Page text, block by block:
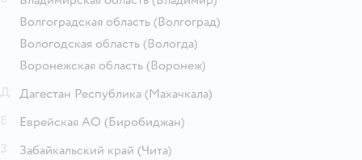
Волгоградская область (Волгоград)
Вологодская область (Вологда)
Воронежская область (Воронеж)
Дагестан Республика (Махачкала)
Еврейская АО (Биробиджан)
Забайкальский край (Чита)